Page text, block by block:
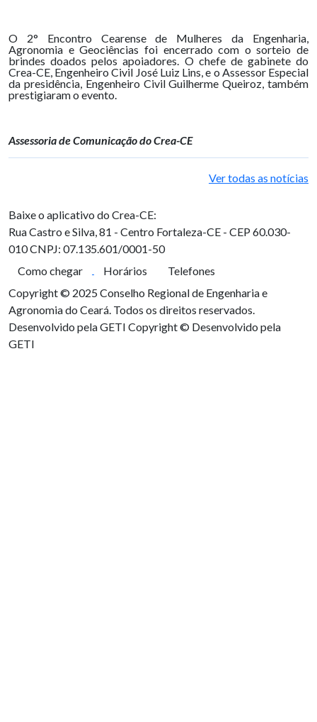
O 2° Encontro Cearense de Mulheres da Engenharia,
Agronomia e Geociências foi encerrado com o sorteio de
brindes doados pelos apoiadores. O chefe de gabinete do
Crea-CE, Engenheiro Civil José Luiz Lins, e o Assessor Especial
da presidência, Engenheiro Civil Guilherme Queiroz, também
prestigiaram o evento.
Assessoria de Comunicação do Crea-CE
Ver todas as notícias
Baixe o aplicativo do Crea-CE:
Rua Castro e Silva, 81 - Centro Fortaleza-CE - CEP 60.030-
010CNPJ: 07.135.601/0001-50
Como chegar
Horários
Telefones
Copyright © 2025 Conselho Regional de Engenharia e
Agronomia do Ceará. Todos os direitos reservados.
Desenvolvido pela GETI Copyright © Desenvolvido pela
GETI